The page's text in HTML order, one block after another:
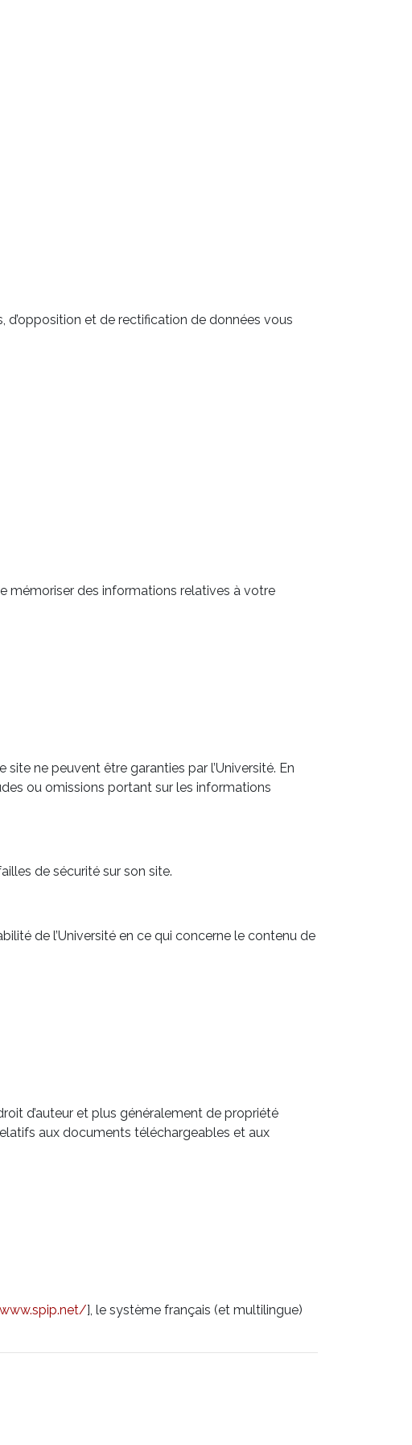
d’opposition et de rectification de données vous
mémoriser des informations relatives à votre
site ne peuvent être garanties par l’Université. En
ou omissions portant sur les informations
de sécurité sur son site.
de l’Université en ce qui concerne le contenu de
d’auteur et plus généralement de propriété
aux documents téléchargeables et aux
], le système français (et multilingue)